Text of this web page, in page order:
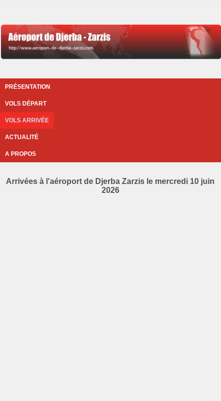
PRÉSENTATION
VOLS DÉPART
VOLS ARRIVÉE
ACTUALITÉ
A PROPOS
Arrivées à l'aéroport de Djerba Zarzis le mercredi 10 juin
2026